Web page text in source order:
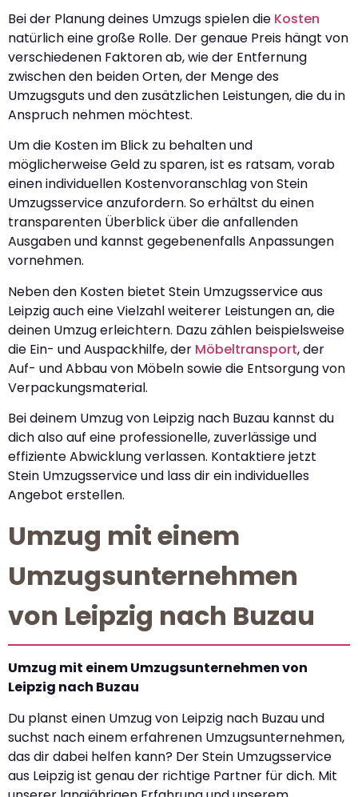
Bei der Planung deines Umzugs spielen die Kosten
natürlich eine große Rolle. Der genaue Preis hängt von
verschiedenen Faktoren ab, wie der Entfernung
zwischen den beiden Orten, der Menge des
Umzugsguts und den zusätzlichen Leistungen, die du in
Anspruch nehmen möchtest.
Um die Kosten im Blick zu behalten und
möglicherweise Geld zu sparen, ist es ratsam, vorab
einen individuellen Kostenvoranschlag von Stein
Umzugsservice anzufordern. So erhältst du einen
transparenten Überblick über die anfallenden
Ausgaben und kannst gegebenenfalls Anpassungen
vornehmen.
Neben den Kosten bietet Stein Umzugsservice aus
Leipzig auch eine Vielzahl weiterer Leistungen an, die
deinen Umzug erleichtern. Dazu zählen beispielsweise
die Ein- und Auspackhilfe, der Möbeltransport, der
Auf- und Abbau von Möbeln sowie die Entsorgung von
Verpackungsmaterial.
Bei deinem Umzug von Leipzig nach Buzau kannst du
dich also auf eine professionelle, zuverlässige und
effiziente Abwicklung verlassen. Kontaktiere jetzt
Stein Umzugsservice und lass dir ein individuelles
Angebot erstellen.
Umzug mit einem
Umzugsunternehmen
von Leipzig nach Buzau
Umzug mit einem Umzugsunternehmen von
Leipzig nach Buzau
Du planst einen Umzug von Leipzig nach Buzau und
suchst nach einem erfahrenen Umzugsunternehmen,
das dir dabei helfen kann? Der Stein Umzugsservice
aus Leipzig ist genau der richtige Partner für dich. Mit